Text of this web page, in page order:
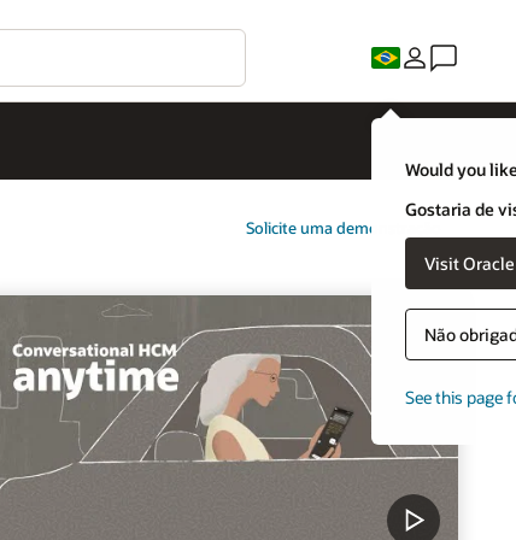
Would you
Gostaria de
Visit
Não
See this page
Solicite uma demonstração